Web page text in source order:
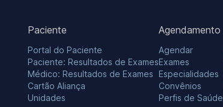
Paciente
Portal do Paciente
Paciente: Resultados de Exames
Médico: Resultados de Exames
Cartão Aliança
Unidades
Agendamento
Agendar
Exames
Especialidades
Convênios
Perfis de Saúde